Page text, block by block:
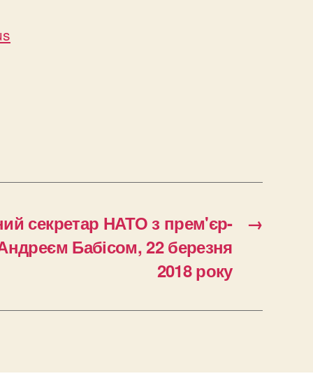
→
секретар НАТО з прем'єр-
Бабісом, 22 березня
2018 року